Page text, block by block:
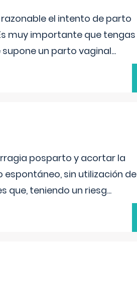
el intento de parto
muy importante que tengas
un parto vaginal...
posparto y acortar la
sin utilización de
que, teniendo un riesg...